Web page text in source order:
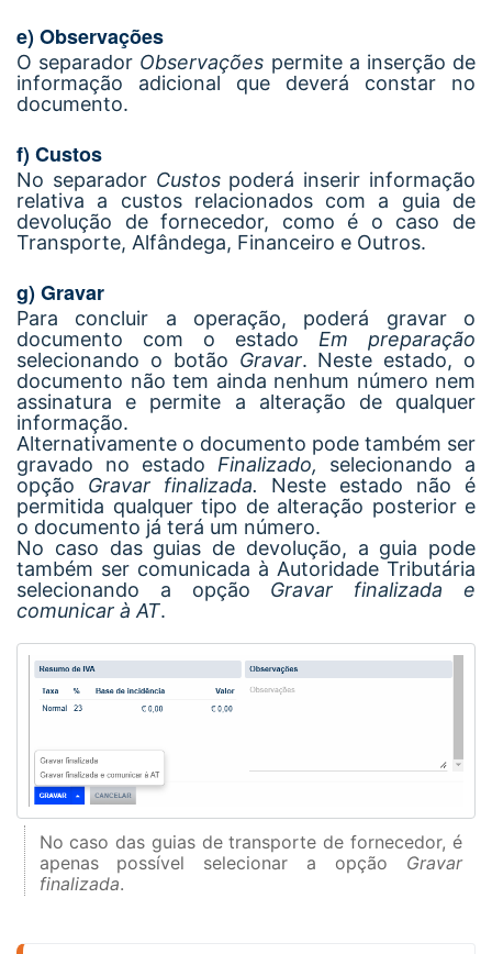
e) Observações
O separador Observações permite a inserção de
informação adicional que deverá constar no
documento.
f) Custos
No separador Custospoderá inserir informação
relativa a custos relacionados com a guia de
devolução de fornecedor, como é o caso de
Transporte, Alfândega, Financeiro e Outros.
g) Gravar
Para concluir a operação, poderá gravar o
documento com o estado Em preparação
selecionando o botão Gravar. Neste estado, o
documento não tem ainda nenhum número nem
assinatura e permite a alteração de qualquer
informação.
Alternativamente o documento pode também ser
gravado no estado Finalizado, selecionando a
opção Gravar finalizada. Neste estado
não é
permitida qualquer tipo de alteração posterior e
o documento já terá um número.
No caso das guias de devolução, a guia pode
também ser comunicada à Autoridade Tributária
selecionando a opção Gravar finalizada e
comunicar à AT.
No caso das guias de transporte de fornecedor, é
apenas possível selecionar a opção Gravar
finalizada.